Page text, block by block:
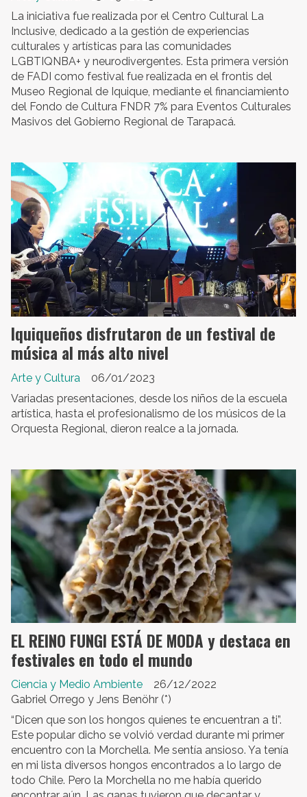
La iniciativa fue realizada por el Centro Cultural La
Inclusive, dedicado a la gestión de experiencias
culturales y artísticas para las comunidades
LGBTIQNBA+ y neurodivergentes. Esta primera versión
de FADI como festival fue realizada en el frontis del
Museo Regional de Iquique, mediante el financiamiento
del Fondo de Cultura FNDR 7% para Eventos Culturales
Masivos del Gobierno Regional de Tarapacá.
Iquiqueños disfrutaron de un festival de
música al más alto nivel
Arte y Cultura
06/01/2023
Variadas presentaciones, desde los niños de la escuela
artística, hasta el profesionalismo de los músicos de la
Orquesta Regional, dieron realce a la jornada.
EL REINO FUNGI ESTÁ DE MODA y destaca en
festivales en todo el mundo
Gabriel Orrego y Jens Benöhr (*)
Ciencia y Medio Ambiente 26/12/2022
“Dicen que son los hongos quienes te encuentran a ti”.
Este popular dicho se volvió verdad durante mi primer
encuentro con la Morchella. Me sentía ansioso. Ya tenía
en mi lista diversos hongos encontrados a lo largo de
todo Chile. Pero la Morchella no me había querido